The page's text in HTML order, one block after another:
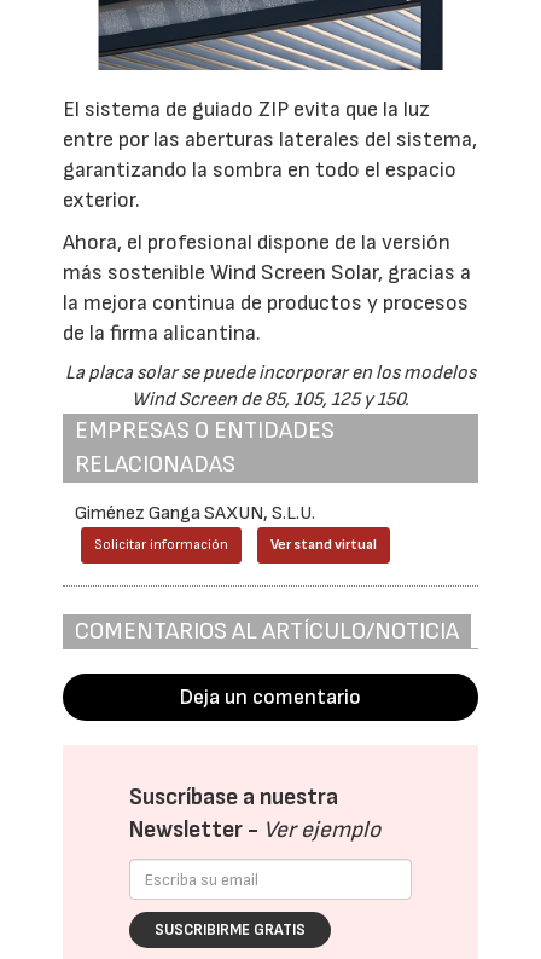
El sistema de guiado ZIP evita que la luz
entre por las aberturas laterales del sistema,
garantizando la sombra en todo el espacio
exterior.
Ahora, el profesional dispone de la versión
más sostenible Wind Screen Solar, gracias a
la mejora continua de productos y procesos
de la firma alicantina.
La placa solar se puede incorporar en los modelos
Wind Screen de 85, 105, 125 y 150.
EMPRESAS O ENTIDADES
RELACIONADAS
Giménez Ganga SAXUN, S.L.U.
Solicitar información Ver stand virtual
COMENTARIOS AL ARTÍCULO/NOTICIA
Deja un comentario
Suscríbase a nuestra
Newsletter - Ver ejemplo
SUSCRIBIRME GRATIS